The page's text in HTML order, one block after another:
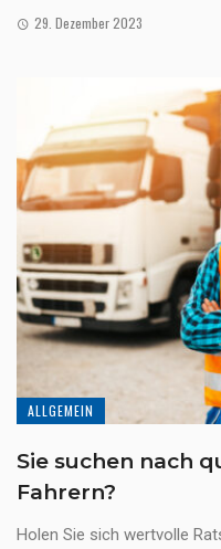
29. Dezember 2023
ALLGEMEIN
Sie suchen nach
Fahrern?
Holen Sie sich wertvolle